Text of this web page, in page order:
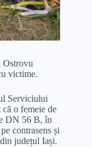
Ostrovu
victime.
Serviciului
o femeie de
DN 56 B, în
contrasens și
județul Iași.